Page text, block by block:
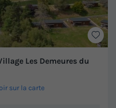
Les Demeures du
sur la carte